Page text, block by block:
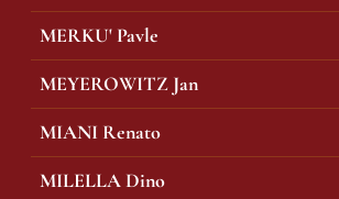
MERKU' Pavle
MEYEROWITZ Jan
MIANI Renato
MILELLA Dino